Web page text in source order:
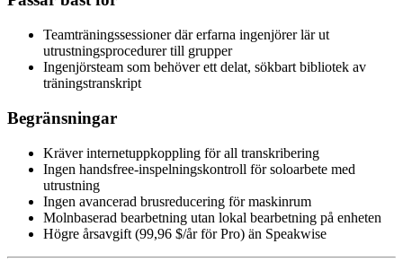
Teamträningssessioner där erfarna ingenjörer lär ut
utrustningsprocedurer till grupper
Ingenjörsteam som behöver ett delat, sökbart bibliotek av
träningstranskript
Begränsningar
Kräver internetuppkoppling för all transkribering
Ingen handsfree-inspelningskontroll för soloarbete med
utrustning
Ingen avancerad brusreducering för maskinrum
Molnbaserad bearbetning utan lokal bearbetning på enheten
Högre årsavgift (99,96 $/år för Pro) än Speakwise